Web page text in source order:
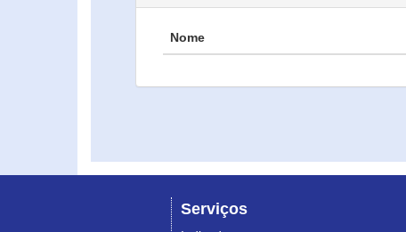
Nome
Serviços